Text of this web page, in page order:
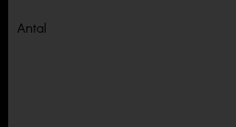
Antal